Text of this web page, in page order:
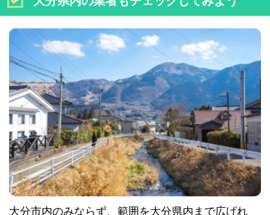
大分市内のみならず、範囲を大分県内まで広げれ